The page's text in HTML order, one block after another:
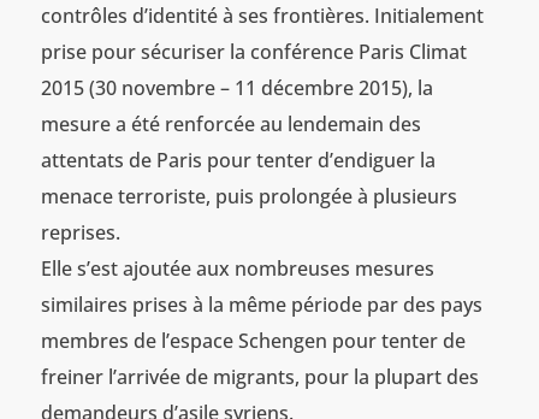
contrôles d’identité à ses frontières. Initialement
prise pour sécuriser la conférence Paris Climat
2015 (30 novembre – 11 décembre 2015), la
mesure a été renforcée au lendemain des
attentats de Paris pour tenter d’endiguer la
menace terroriste, puis prolongée à plusieurs
reprises.
Elle s’est ajoutée aux nombreuses mesures
similaires prises à la même période par des pays
membres de l’espace Schengen pour tenter de
freiner l’arrivée de migrants, pour la plupart des
demandeurs d’asile syriens.